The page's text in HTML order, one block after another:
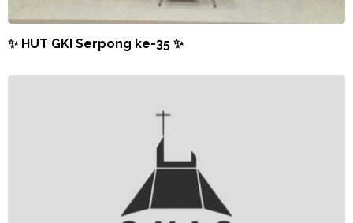
✨ HUT GKI Serpong ke-35 ✨